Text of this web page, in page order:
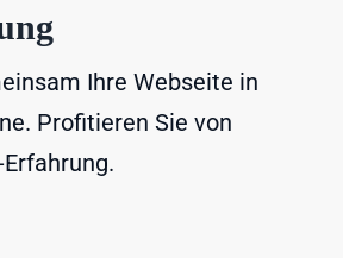
Ihre Webseite in
Profitieren Sie von